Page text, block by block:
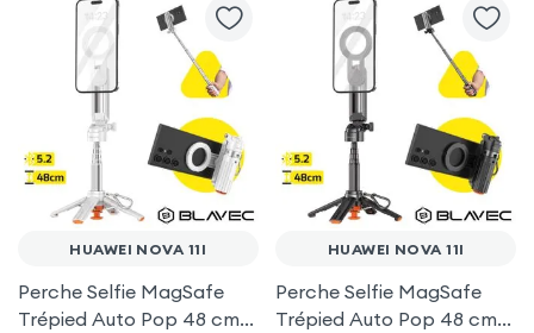
HUAWEI NOVA 11I
Perche Selfie MagSafe
Trépied Auto Pop 48 cm
HUAWEI NOVA 11I
Perche Selfie MagSafe
Trépied Auto Pop 48 cm